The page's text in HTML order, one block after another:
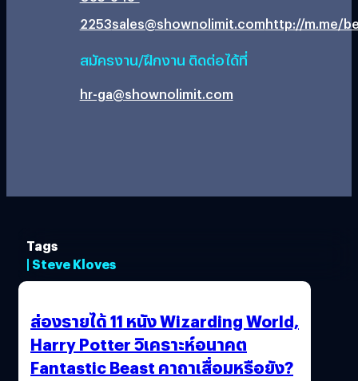
2253sales@shownolimit.comhttp://m.me/
สมัครงาน/ฝึกงาน ติดต่อได้ที่
hr-ga@shownolimit.com
Tags
| Steve Kloves
ส่องรายได้ 11 หนัง Wizarding World,
Harry Potter วิเคราะห์อนาคต
Fantastic Beast คาถาเสื่อมหรือยัง?